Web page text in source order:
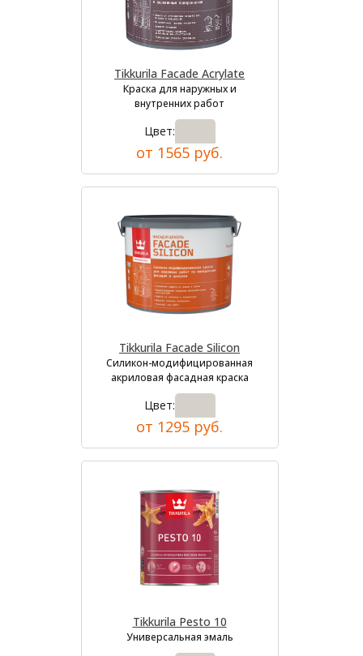
Tikkurila Facade Acrylate
Краска для наружных и
внутренних работ
Цвет:
от 1565 руб.
Tikkurila Facade Silicon
Силикон-модифицированная
акриловая фасадная краска
Цвет:
от 1295 руб.
Tikkurila Pesto 10
Универсальная эмаль